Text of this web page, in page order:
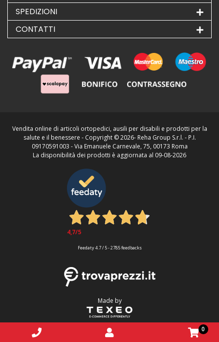
SPEDIZIONI
CONTATTI
Vendita online di articoli ortopedici, ausili per disabili e prodotti per la
salute e il benessere - Copyright ©2026- Reha Group S.r.l. - P.I.
09170591003 - Via Emanuele Carnevale, 75, 00173 Roma
La disponibilità dei prodotti è aggiornata al 09-08-2026
4,7/5
Feedaty4.7/ 5-2785feedbacks
Made by
0